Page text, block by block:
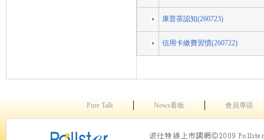
康普茶認知(260723)
信用卡繳費習慣(260722)
Pure Talk News看板 會員專區